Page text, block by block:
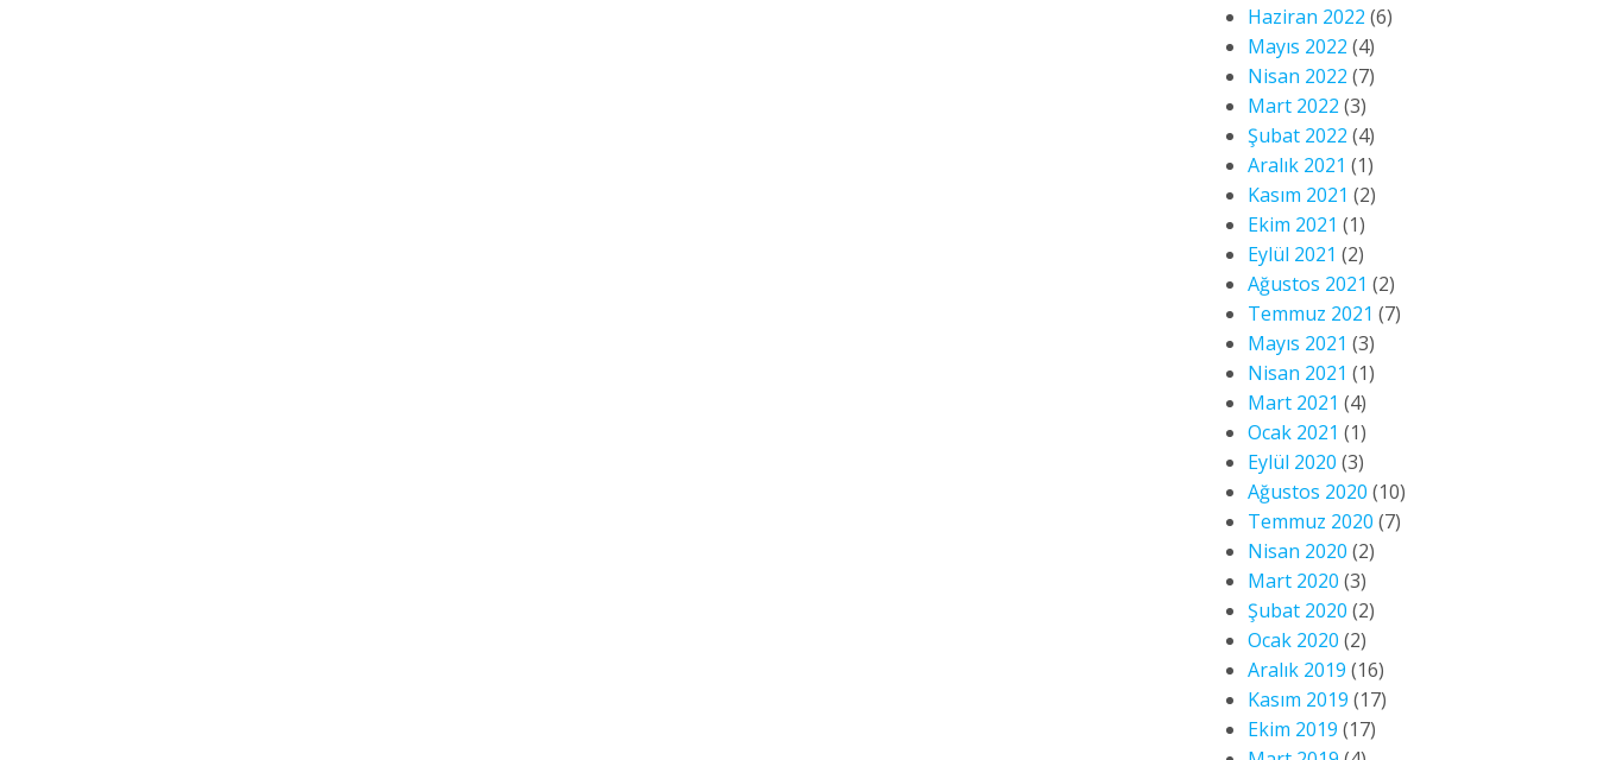
Haziran 2022 (6)
Mayıs 2022 (4)
Nisan 2022 (7)
Mart 2022 (3)
Şubat 2022 (4)
Aralık 2021 (1)
Kasım 2021 (2)
Ekim 2021 (1)
Eylül 2021 (2)
Ağustos 2021 (2)
Temmuz 2021 (7)
Mayıs 2021 (3)
Nisan 2021 (1)
Mart 2021 (4)
Ocak 2021 (1)
Eylül 2020 (3)
Ağustos 2020 (10)
Temmuz 2020 (7)
Nisan 2020 (2)
Mart 2020 (3)
Şubat 2020 (2)
Ocak 2020 (2)
Aralık 2019 (16)
Kasım 2019 (17)
Ekim 2019 (17)